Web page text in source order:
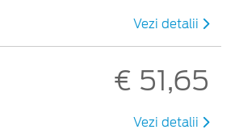
Vezi detalii
€ 51,65
Vezi detalii